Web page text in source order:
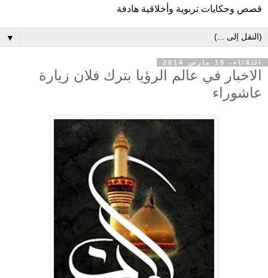
قصص وحكايات تربوية وأخلاقية هادفة
▼
الثلاثاء، 18 مارس 2014
الاخبار في عالم الرؤيا بترك فلان زيارة
عاشوراء